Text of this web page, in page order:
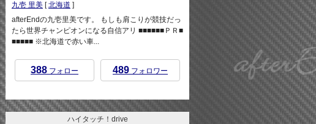
九壱 里美 [北海道 ]
afterEndの九壱里美です。 もしも肩こりが競技だっ
たら世界チャンピオンになる自信アリ ■■■■■■ＰＲ■
■■■■■ ※北海道で赤い車...
388 フォロー 489 フォロワー
ハイタッチ！drive